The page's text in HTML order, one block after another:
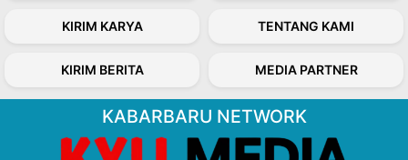
KIRIM KARYA TENTANG KAMI
KIRIM BERITA MEDIA PARTNER
KABARBARU NETWORK